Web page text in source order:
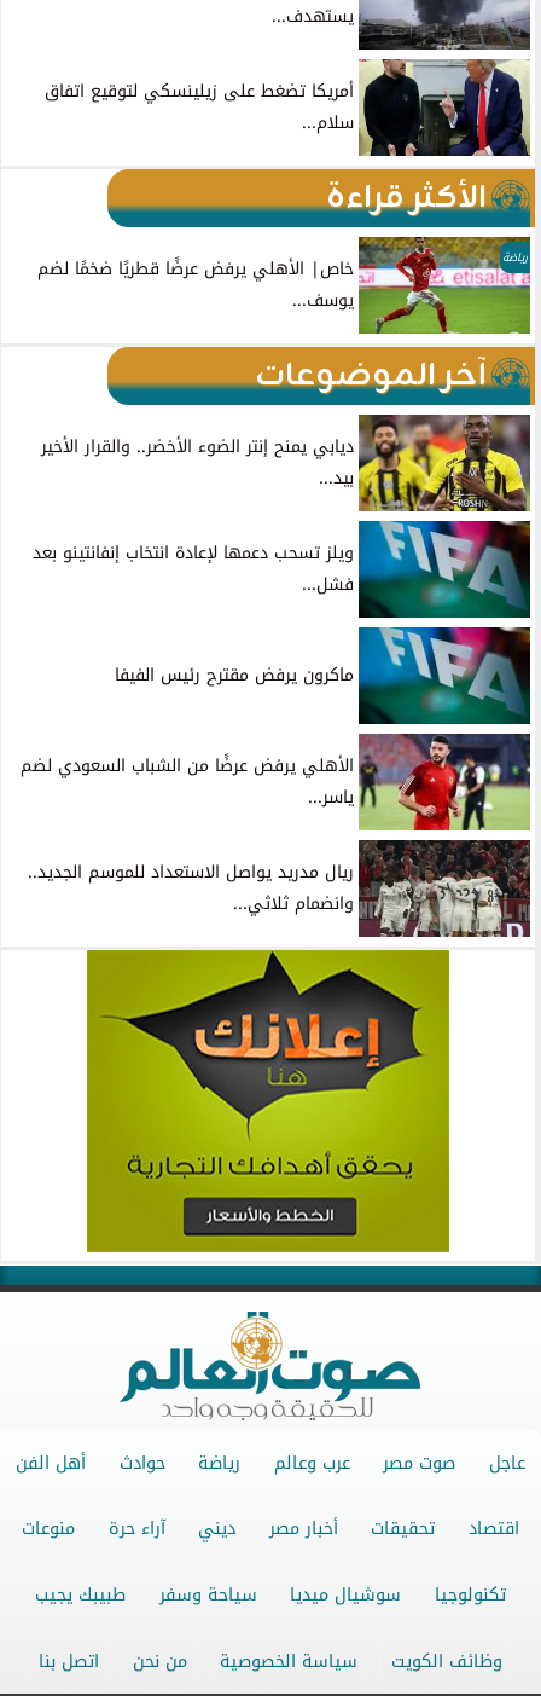
يستهدف...
أمريكا تضغط على زيلينسكي لتوقيع اتفاق
سلام...
الأكثر قراءة
رياضة
خاص| الأهلي يرفض عرضًا قطريًا ضخمًا لضم
يوسف...
آخر الموضوعات
ديابي يمنح إنتر الضوء الأخضر.. والقرار الأخير
بيد...
ويلز تسحب دعمها لإعادة انتخاب إنفانتينو بعد
فشل...
ماكرون يرفض مقترح رئيس الفيفا
الأهلي يرفض عرضًا من الشباب السعودي لضم
ياسر...
ريال مدريد يواصل الاستعداد للموسم الجديد..
وانضمام ثلاثي...
عاجل صوت مصر عرب وعالم رياضة حوادث أهل الفن
اقتصاد تحقيقات أخبار مصر ديني آراء حرة منوعات
تكنولوجيا سوشيال ميديا سياحة وسفر طبيبك يجيب
وظائف الكويت سياسة الخصوصية من نحن اتصل بنا